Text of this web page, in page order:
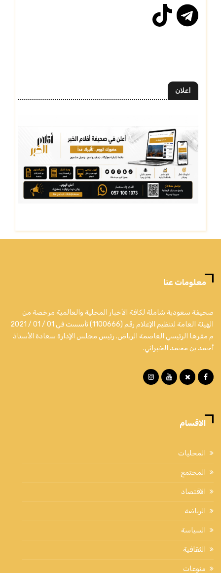
أعلان
معلومات عنا
صحيفة سعودية شاملة لكافة الأخبار المحلية والعالمية مرخصة من
الهيئة العامة لتنظيم الإعلام رقم (1100666) تأسست في 01 / 01 / 2021
م مقرها الرئيسي العاصمة الرياض. رئيس مجلس الإدارة سعادة الأستاذ
أحمد بن محمد الخبراني.
الاقسام
المحليات
المجتمع
الاقتصاد
الرياضة
السياسة
الثقافية
منوعات